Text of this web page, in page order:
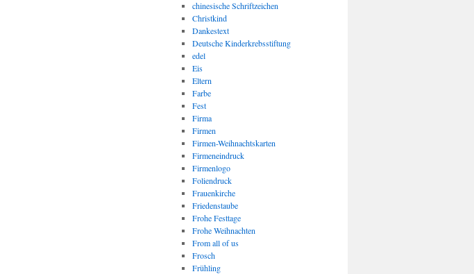
chinesische Schriftzeichen
Christkind
Dankestext
Deutsche Kinderkrebsstiftung
edel
Eis
Eltern
Farbe
Fest
Firma
Firmen
Firmen-Weihnachtskarten
Firmeneindruck
Firmenlogo
Foliendruck
Frauenkirche
Friedenstaube
Frohe Festtage
Frohe Weihnachten
From all of us
Frosch
Frühling